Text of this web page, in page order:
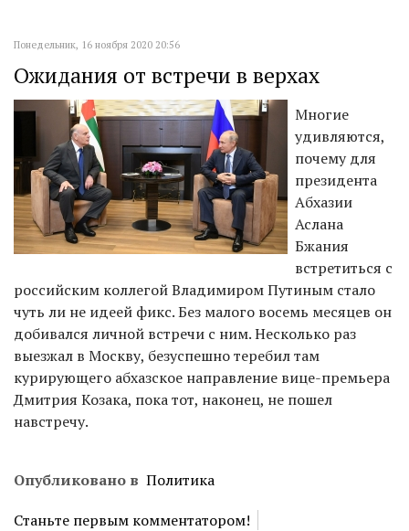
Понедельник, 16 ноября 2020 20:56
Ожидания от встречи в верхах
Многие
удивляются,
почему для
президента
Абхазии
Аслана
Бжания
встретиться с
российским коллегой Владимиром Путиным стало
чуть ли не идеей фикс. Без малого восемь месяцев он
добивался личной встречи с ним. Несколько раз
выезжал в Москву, безуспешно теребил там
курирующего абхазское направление вице-премьера
Дмитрия Козака, пока тот, наконец, не пошел
навстречу.
Опубликовано в Политика
Станьте первым комментатором!